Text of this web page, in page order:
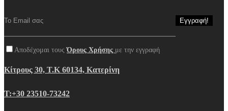
Αποδέχομαι τουςΌρους Χρήσης με την εγγραφή
Κίτρους 30, Τ.Κ 60134, Κατερίνη
Τ:+30 23510-73242